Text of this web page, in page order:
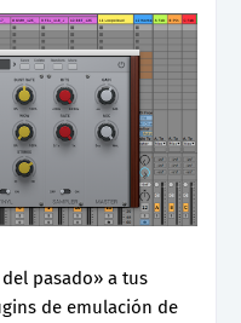
pasado» a tus
de emulación de